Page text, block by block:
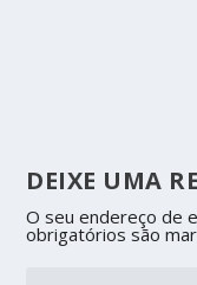
DEIXE UMA
O seu endereço de
obrigatórios são